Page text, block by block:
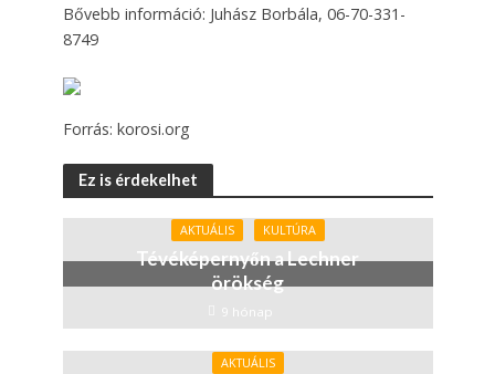
Bővebb információ: Juhász Borbála, 06-70-331-
8749
Forrás: korosi.org
Ez is érdekelhet
AKTUÁLIS KULTÚRA
Tévéképernyőn a Lechner
örökség
9 hónap
AKTUÁLIS